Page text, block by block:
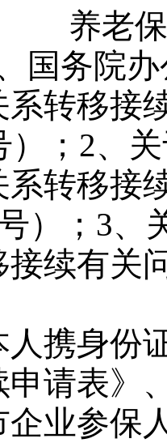
养老
国务院
转移接
）； 2、
转移接
）； 3、
续有关
人携身份
申请表》
企业参保